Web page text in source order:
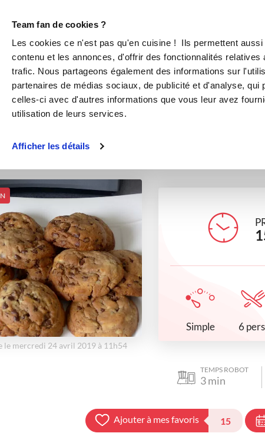
Team fan de cookies ?
Les cookies ce n'est pas qu'en cuisine ! Ils permettent
contenu et les annonces, d'offrir des fonctionnalités
trafic. Nous partageons également des informations sur
partenaires de médias sociaux, de publicité et d'analyse, qui
celles-ci avec d'autres informations que vous leur avez
utilisation de leurs services.
Afficher les détails
Cookies
desserts
le mercredi 24 avril 2019 à 11h54
Simple 6
TEMPS ROBOT
3min
Ajouter à mes favoris 15